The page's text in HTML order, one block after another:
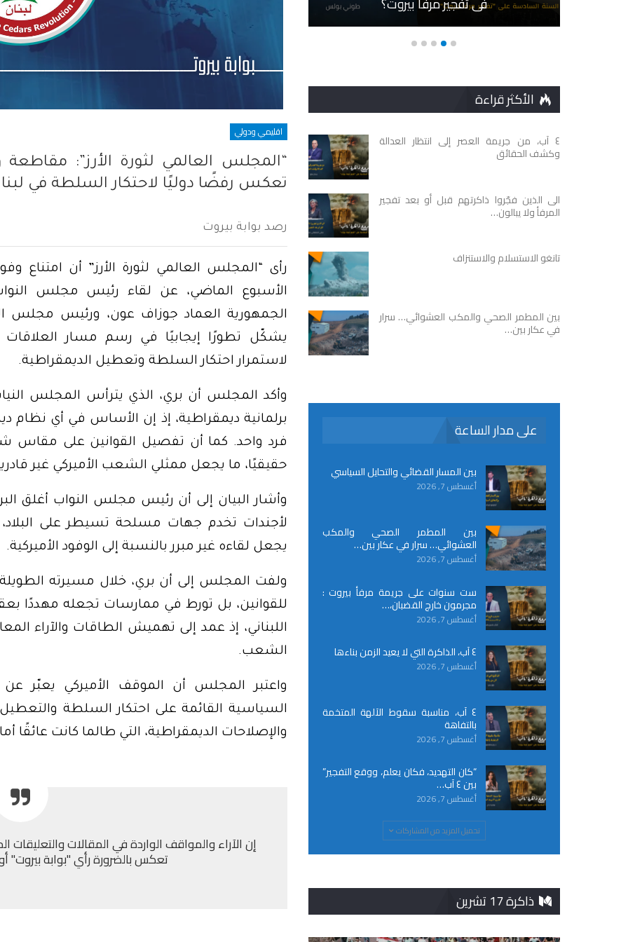
اقليمي ودولي
“المجلس العالمي لثورة الأرز”:
تعكس رفضًا دوليًا لاحتكار السلطة في
رصد بوابة بيروت
رأى “المجلس العالمي لثورة الأرز” أن امتناع
الأسبوع الماضي، عن لقاء رئيس مجلس
الجمهورية العماد جوزاف عون، ورئيس مجلس
يشكّل تطورًا إيجابيًا في رسم مسار
لاستمرار احتكار السلطة وتعطيل الديمقراطية.
وأكد المجلس أن بري، الذي يترأس المجلس
برلمانية ديمقراطية، إذ إن الأساس في أي نظام
فرد واحد. كما أن تفصيل القوانين على
حقيقيًا، ما يجعل ممثلي الشعب الأميركي غير
وأشار البيان إلى أن رئيس مجلس النواب أغلق
لأجندات تخدم جهات مسلحة تسيطر على
يجعل لقاءه غير مبرر بالنسبة إلى الوفود الأميركية.
ولفت المجلس إلى أن بري، خلال مسيرته
للقوانين، بل تورط في ممارسات تجعله مهددًا
اللبناني، إذ عمد إلى تهميش الطاقات والآراء
الشعب.
واعتبر المجلس أن الموقف الأميركي يعبّر
السياسية القائمة على احتكار السلطة
والإصلاحات الديمقراطية، التي طالما كانت عائقًا
إن الآراء والمواقف الواردة في المقالات
تعكس بالضرورة رأي "بوابة بيروت" أو
الأكثر قراءة
٤ آب، من جريمة العصر إلى انتظار العدالة
وكشف الحقائق
الى الذين فجّروا ذاكرتهم قبل أو بعد تفجير
المرفأ ولا يبالون…
تانغو الاستسلام والاستنزاف
بين المطمر الصحي والمكب العشوائي… سرار
في عكار بين…
على مدار الساعة
بين المسار القضائي والتحايل السياسي
أغسطس 7, 2026
بين المطمر الصحي والمكب
العشوائي… سرار في عكار بين…
أغسطس 7, 2026
ست سنوات على جريمة مرفأ بيروت :
مجرمون خارج القضبان،…
أغسطس 7, 2026
٤ آب، الذاكرة التي لا يعيد الزمن بناءها
أغسطس 7, 2026
٤ آب، مناسبة سقوط الآلهة المتخمة
بالتفاهة
أغسطس 7, 2026
“كان التهديد، فكان يعلم، ووقع التفجير”
بين ٤ آب…
أغسطس 7, 2026
تحميل المزيد من المشاركات
ذاكرة 17 تشرين